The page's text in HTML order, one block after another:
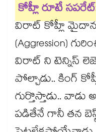
కోహ్లీ రూటే
విరాట్ కోహ్లీ
(Aggression)
విరాట్ ని టెన్నిస్
పోల్చాడు.. కింగ్
గుర్తొస్తాడు.. వాడు
పడితేనే గానీ తన